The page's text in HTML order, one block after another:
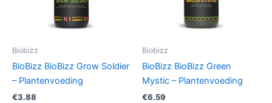
Biobizz
BioBizz BioBizz Grow Soldier
– Plantenvoeding
€3.88
Biobizz
BioBizz BioBizz Green
Mystic – Plantenvoeding
€6.59